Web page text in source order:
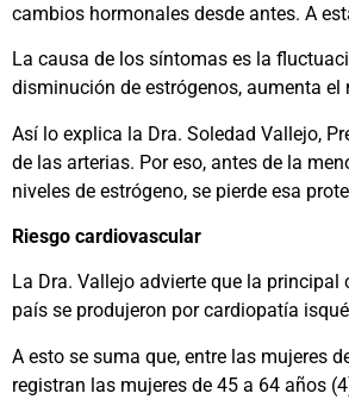
cambios hormonales desde antes. A
La causa de los síntomas es la
disminución de estrógenos, aumenta
Así lo explica la Dra. Soledad Vallejo,
de las arterias. Por eso, antes de la
niveles de estrógeno, se pierde esa
Riesgo cardiovascular
La Dra. Vallejo advierte que la
país se produjeron por cardiopatía
A esto se suma que, entre las mujeres
registran las mujeres de 45 a 64 años